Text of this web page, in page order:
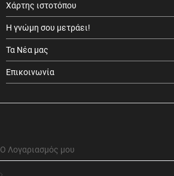
Χάρτης ιστοτόπου
Η γνώμη σου μετράει!
Τα Νέα μας
Επικοινωνία
Ο Λογαριασμός μου